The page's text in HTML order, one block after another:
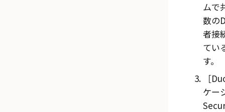
ムで
数の
者接
てい
す。
ケー